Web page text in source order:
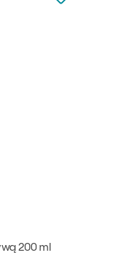
200 ml
Dodaj do